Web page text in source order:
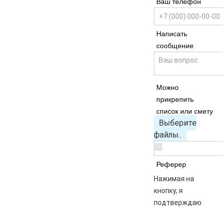
Написать
сообщение
Можно
прикрепить
список или смету
Выберите
файлы..
Реферер
Нажимая на
кнопку, я
подтверждаю